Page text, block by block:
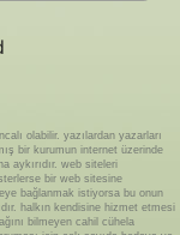
olabilir. yazılardan yazarları
bir kurumun internet üzerinde
aykırıdır. web siteleri
bir web sitesine
bağlanmak istiyorsa bu onun
halkın kendisine hizmet etmesi
bilmeyen cahil cühela